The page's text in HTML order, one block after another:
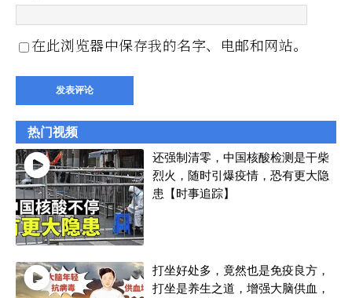
在此浏览器中保存我的名字、电邮和网站。
热门视频
还强制清零，中国核酸检测是干柴
烈火，随时引爆疫情，恐有更大隐
患【时事追踪】
打坐好处多，竟然也是免疫良方，
打坐是养生之道，增强大脑供血，